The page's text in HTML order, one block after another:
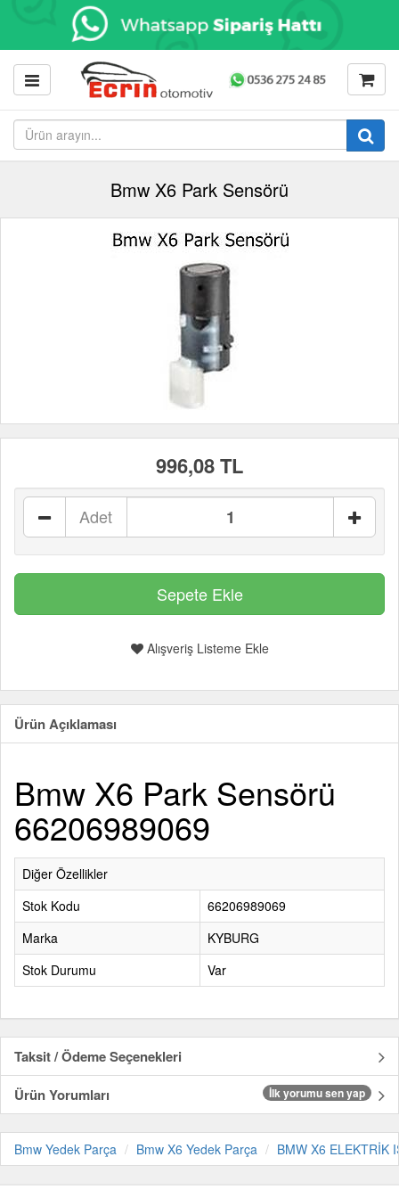
Bmw X6 Park Sensörü
996,08 TL
Adet
Alışveriş Listeme Ekle
Ürün Açıklaması
Bmw X6 Park Sensörü
66206989069
Diğer Özellikler
Stok Kodu
66206989069
Marka
KYBURG
Stok Durumu
Var
Taksit / Ödeme Seçenekleri
Ürün Yorumları
İlk yorumu sen yap
Bmw Yedek Parça Bmw X6 Yedek Parça BMW X6 ELEKTRİK